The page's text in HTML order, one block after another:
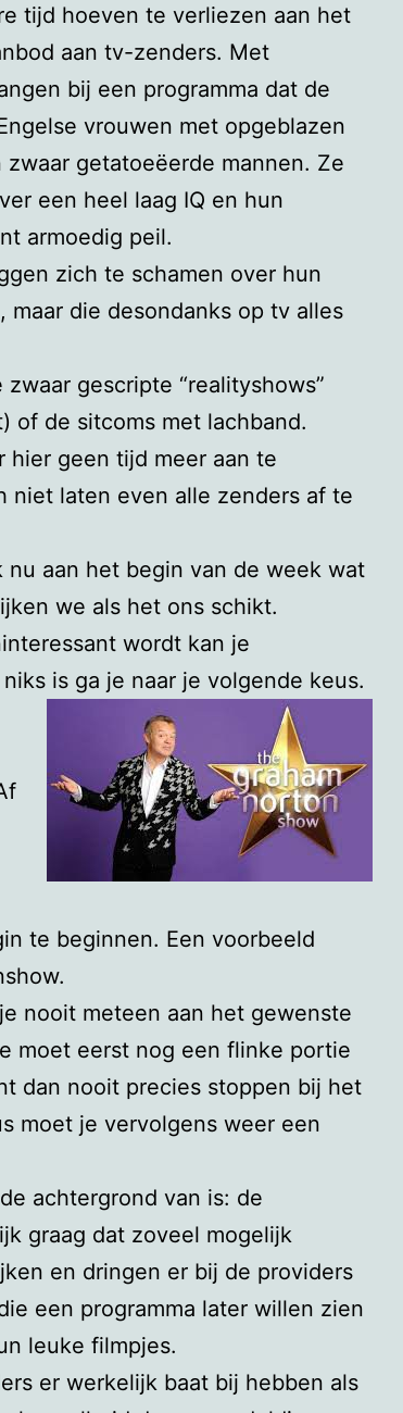
tijd hoeven te verliezen aan het
aan tv-zenders. Met
bij een programma dat de
vrouwen met opgeblazen
getatoeëerde mannen. Ze
een heel laag IQ en hun
armoedig peil.
zich te schamen over hun
die desondanks op tv alles
gescripte “realityshows”
of de sitcoms met lachband.
hier geen tijd meer aan te
niet laten even alle zenders af te
aan het begin van de week wat
we als het ons schikt.
wordt kan je
is ga je naar je volgende keus.
te beginnen. Een voorbeeld
nooit meteen aan het gewenste
moet eerst nog een flinke portie
dan nooit precies stoppen bij het
moet je vervolgens weer een
achtergrond van is: de
graag dat zoveel mogelijk
en dringen er bij de providers
een programma later willen zien
leuke filmpjes.
er werkelijk baat bij hebben als